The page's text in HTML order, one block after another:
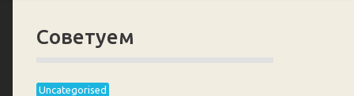
Советуем
Uncategorised